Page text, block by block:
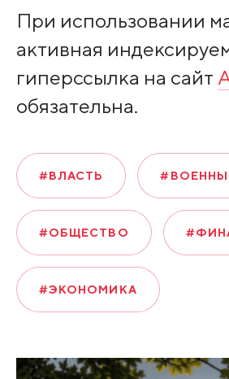
При использовании
активная
гиперссылка на сайт
обязательна.
#ВЛАСТЬ
#ОБЩЕСТВО
#ЭКОНОМИКА